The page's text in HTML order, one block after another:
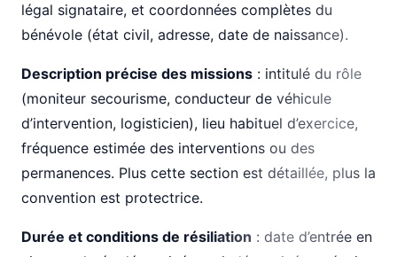
légal signataire, et coordonnées complètes du
bénévole (état civil, adresse, date de naissance).
Description précise des missions : intitulé du rôle
(moniteur secourisme, conducteur de véhicule
d’intervention, logisticien), lieu habituel d’exercice,
fréquence estimée des interventions ou des
permanences. Plus cette section est détaillée, plus la
convention est protectrice.
Durée et conditions de résiliation : date d’entrée en